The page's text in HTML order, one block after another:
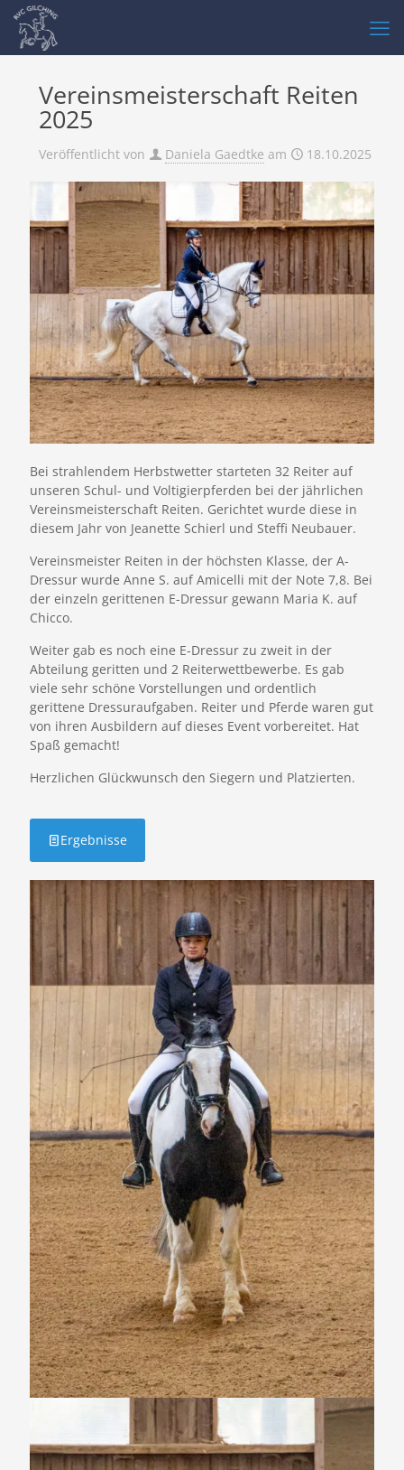
Vereinsmeisterschaft Reiten
2025
Veröffentlicht von Daniela Gaedtke am 18.10.2025
Bei strahlendem Herbstwetter starteten 32 Reiter auf
unseren Schul- und Voltigierpferden bei der jährlichen
Vereinsmeisterschaft Reiten. Gerichtet wurde diese in
diesem Jahr von Jeanette Schierl und Steffi Neubauer.
Vereinsmeister Reiten in der höchsten Klasse, der A-
Dressur wurde Anne S. auf Amicelli mit der Note 7,8. Bei
der einzeln gerittenen E-Dressur gewann Maria K. auf
Chicco.
Weiter gab es noch eine E-Dressur zu zweit in der
Abteilung geritten und 2 Reiterwettbewerbe. Es gab
viele sehr schöne Vorstellungen und ordentlich
gerittene Dressuraufgaben. Reiter und Pferde waren gut
von ihren Ausbildern auf dieses Event vorbereitet. Hat
Spaß gemacht!
Herzlichen Glückwunsch den Siegern und Platzierten.
Ergebnisse